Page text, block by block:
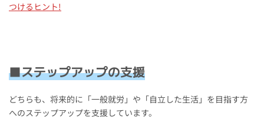
つけるヒント!
■ステップアップの支援
どちらも、将来的に「一般就労」や「自立した生活」を目指す方
へのステップアップを支援しています。